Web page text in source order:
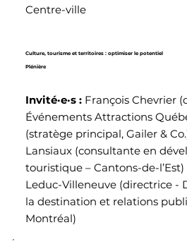
Culture, tourisme et territoires : optimiser le potentiel
Plénière
Centre-ville
Invité·e·s :François Chevrier
Événements Attractions
(stratège principal, Gailer &
Lansiaux (consultante en
touristique – Cantons-de-
Leduc-Villeneuve (directrice -
la destination et relations
Montréal)